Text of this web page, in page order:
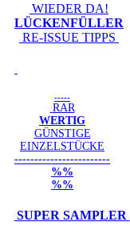
WIEDER DA!
LÜCKENFÜLLER
RE-ISSUE TIPPS
-----
RAR
WERTIG
GÜNSTIGE
EINZELSTÜCKE
------------------------
%%
%%
SUPER SAMPLER